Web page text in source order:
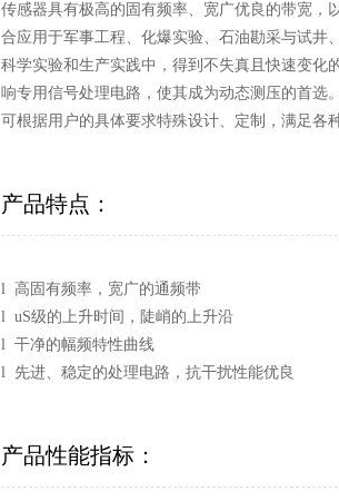
传感器具有极高的固有频率、宽广优良的带宽，
合应用于军事工程、化爆实验、石油勘采与试井
科学实验和生产实践中，得到不失真且快速变化
响专用信号处理电路，使其成为动态测压的首选。
可根据用户的具体要求特殊设计、定制，满足各
产品特点：
l 高固有频率，宽广的通频带
l uS级的上升时间，陡峭的上升沿
l 干净的幅频特性曲线
l 先进、稳定的处理电路，抗干扰性能优良
产品性能指标：